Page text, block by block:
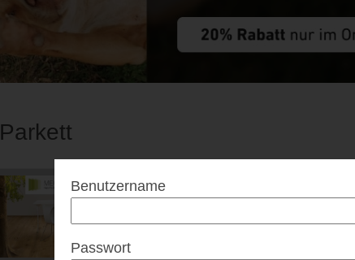
Parkett
Benutzername
Passwort